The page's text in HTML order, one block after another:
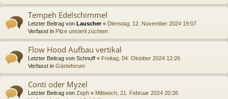
Tempeh Edelschimmel
Letzter Beitrag von Lauscher« Dienstag, 12. November 2024 19:07
Verfasst in Pilze unsteril züchten
Flow Hood Aufbau vertikal
Letzter Beitrag von Schnuff « Freitag, 04. Oktober 2024 12:26
Verfasst in Gästeforum
Conti oder Myzel
Letzter Beitrag von Zeph « Mittwoch, 21. Februar 2024 20:26